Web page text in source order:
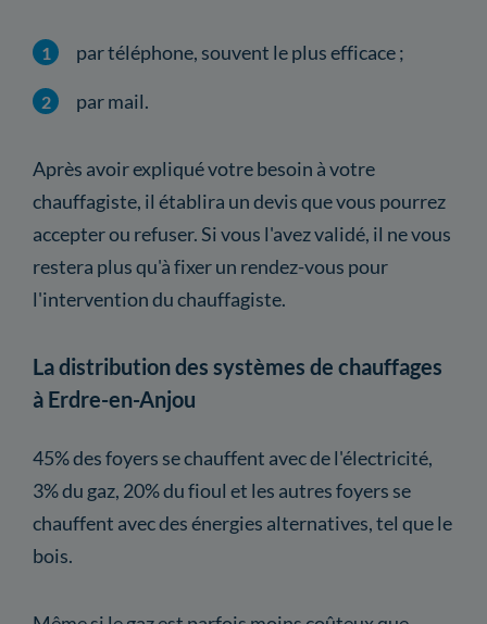
par téléphone, souvent le plus efficace ;
par mail.
Après avoir expliqué votre besoin à votre
chauffagiste, il établira un devis que vous pourrez
accepter ou refuser. Si vous l'avez validé, il ne vous
restera plus qu'à fixer un rendez-vous pour
l'intervention du chauffagiste.
La distribution des systèmes de chauffages
à Erdre-en-Anjou
45% des foyers se chauffent avec de l'électricité,
3% du gaz, 20% du fioul et les autres foyers se
chauffent avec des énergies alternatives, tel que le
bois.